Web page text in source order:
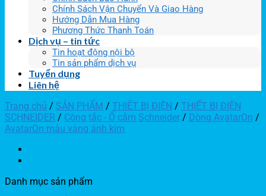
Chính Sách Vận Chuyển Và Giao Hàng
Hướng Dẫn Mua Hàng
Phương Thức Thanh Toán
Dịch vụ – tin tức
Tin hoạt động nội bộ
Tin sản phẩm dịch vụ
Tuyển dụng
Liên hệ
Trang chủ / SẢN PHẨM / THIẾT BỊ ĐIỆN / THIẾT BỊ ĐIỆN
SCHNEIDER / Công tắc - Ổ cắm Schneider / Dòng AvatarOn /
AvatarOn màu vàng ánh kim
Danh mục sản phẩm